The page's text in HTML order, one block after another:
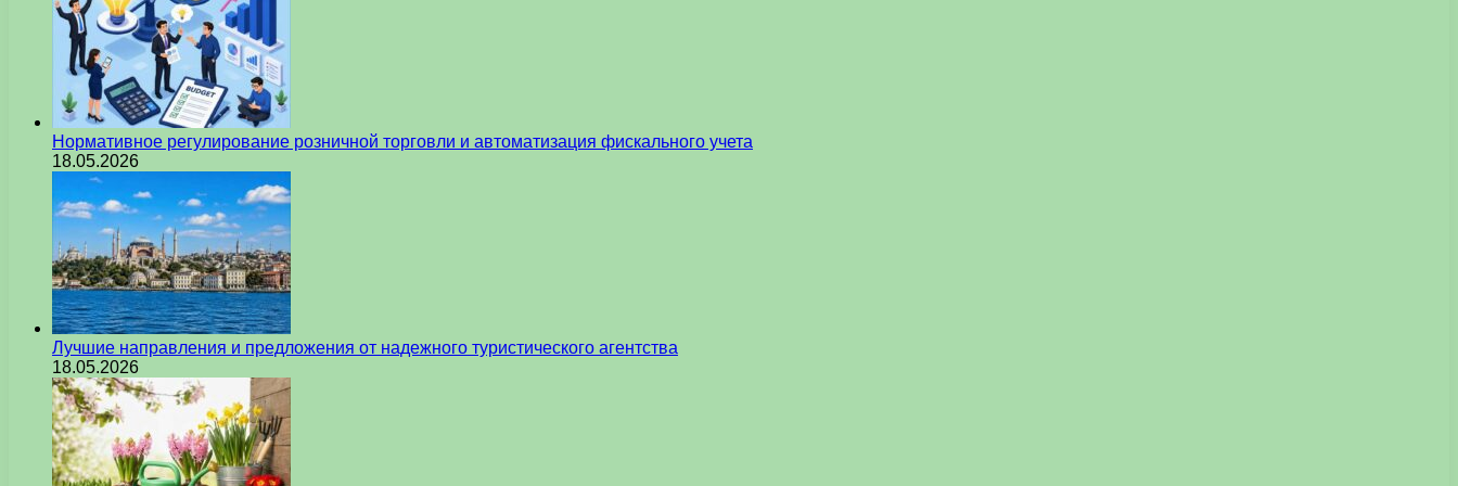
Нормативное регулирование розничной торговли и автоматизация фискального учета
18.05.2026
Лучшие направления и предложения от надежного туристического агентства
18.05.2026